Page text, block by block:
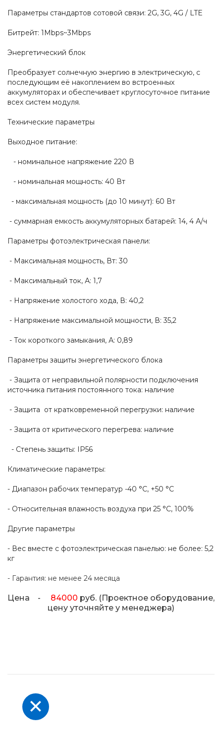
Параметры стандартов сотовой связи: 2G, 3G, 4G / LTE
Битрейт: 1Mbps~3Mbps
Энергетический блок
Преобразует солнечную энергию в электрическую, с
последующим её накоплением во встроенных
аккумуляторах и обеспечивает круглосуточное питание
всех систем модуля.
Технические параметры
Выходное питание:
- номинальное напряжение 220 В
- номинальная мощность: 40 Вт
- максимальная мощность (до 10 минут): 60 Вт
- суммарная емкость аккумуляторных батарей: 14, 4 А/ч
Параметры фотоэлектрическая панели:
- Максимальная мощность, Вт: 30
- Максимальный ток, А: 1,7
- Напряжение холостого хода, В: 40,2
- Напряжение максимальной мощности, В: 35,2
- Ток короткого замыкания, А: 0,89
Параметры защиты энергетического блока
- Защита от неправильной полярности подключения
источника питания постоянного тока: наличие
- Защита от кратковременной перегрузки: наличие
- Защита от критического перегрева: наличие
- Степень защиты: IP56
Климатические параметры:
- Диапазон рабочих температур -40 °C, +50 °C
- Относительная влажность воздуха при 25 °С, 100%
Другие параметры
- Вес вместе с фотоэлектрическая панелью: не более: 5,2
кг
- Гарантия: не менее 24 месяца
Цена - 84000 руб. (Проектное оборудование,
цену уточняйте у менеджера)